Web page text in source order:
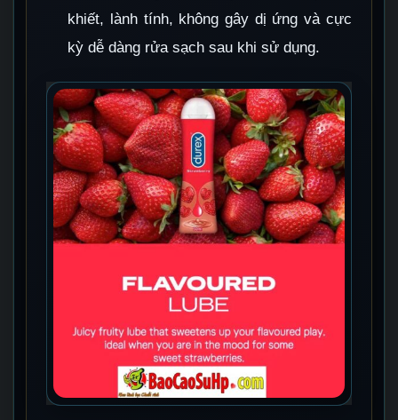
khiết, lành tính, không gây dị ứng và cực
kỳ dễ dàng rửa sạch sau khi sử dụng.